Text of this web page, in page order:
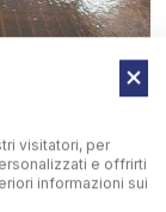
visitatori, per
e offrirti
informazioni sui